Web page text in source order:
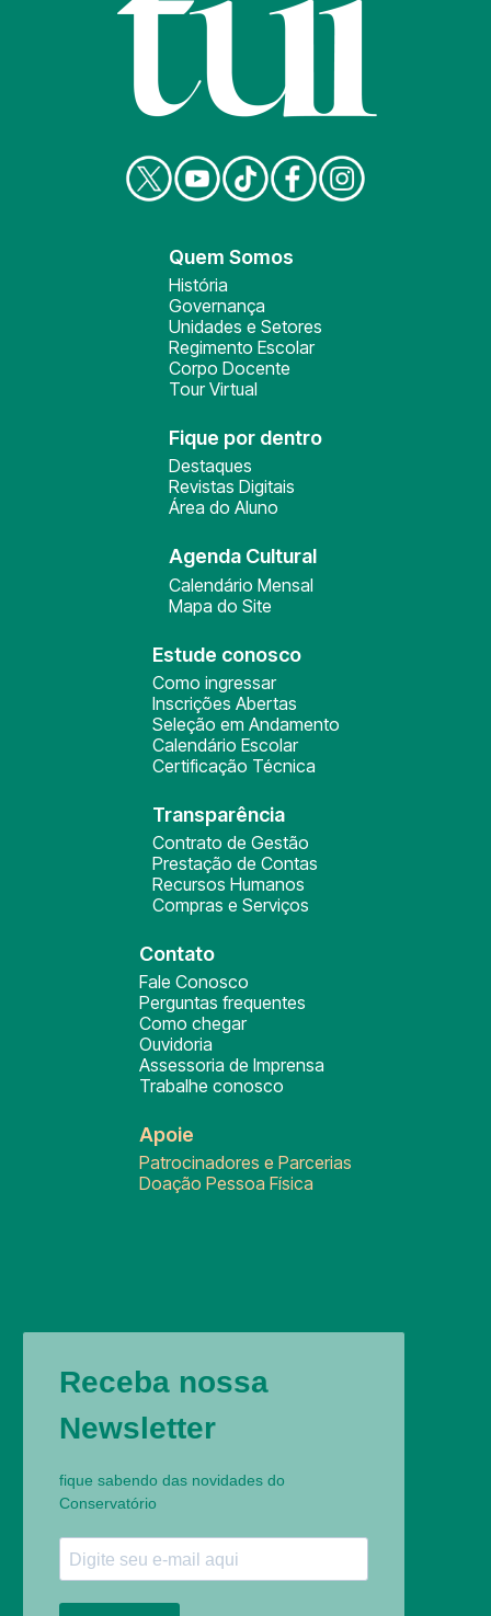
Quem Somos
História
Governança
Unidades e Setores
Regimento Escolar
Corpo Docente
Tour Virtual
Fique por dentro
Destaques
Revistas Digitais
Área do Aluno
Agenda Cultural
Calendário Mensal
Mapa do Site
Estude conosco
Como ingressar
Inscrições Abertas
Seleção em Andamento
Calendário Escolar
Certificação Técnica
Transparência
Contrato de Gestão
Prestação de Contas
Recursos Humanos
Compras e Serviços
Contato
Fale Conosco
Perguntas frequentes
Como chegar
Ouvidoria
Assessoria de Imprensa
Trabalhe conosco
Apoie
Patrocinadores e Parcerias
Doação Pessoa Física